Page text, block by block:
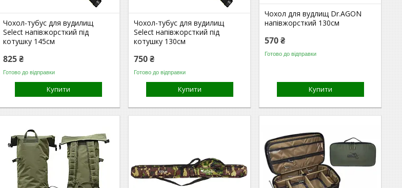
Чохол-тубус для вудилищ
Select напівжорсткий під
котушку 145см
825 ₴
Готово до відправки
Купити
Чохол-тубус для вудилищ
Select напівжорсткий під
котушку 130см
750 ₴
Готово до відправки
Купити
Чохол для вудлищ Dr.AGON
напівжорсткий 130см
570 ₴
Готово до відправки
Купити